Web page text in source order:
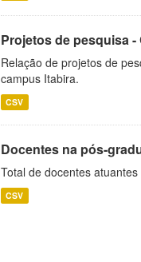
Projetos de pesquisa
Relação de projetos de
campus Itabira.
CSV
Docentes na pós-
Total de docentes
CSV